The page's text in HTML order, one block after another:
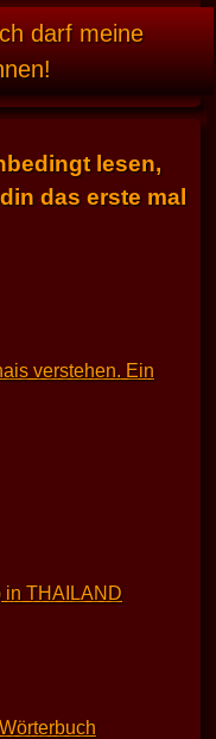
darf meine
lesen,
das erste mal
verstehen. Ein
in THAILAND